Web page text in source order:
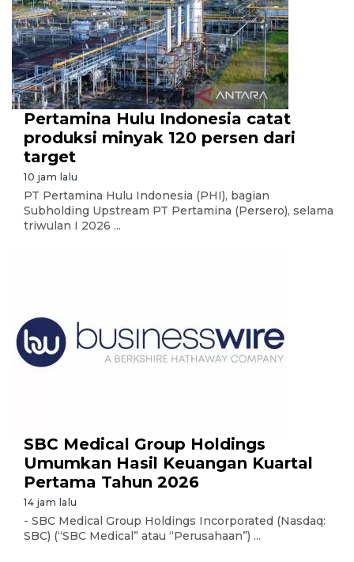
Pertamina Hulu Indonesia catat
produksi minyak 120 persen dari
target
10 jam lalu
PT Pertamina Hulu Indonesia (PHI), bagian
Subholding Upstream PT Pertamina (Persero), selama
triwulan I 2026 ...
SBC Medical Group Holdings
Umumkan Hasil Keuangan Kuartal
Pertama Tahun 2026
14 jam lalu
- SBC Medical Group Holdings Incorporated (Nasdaq:
SBC) (“SBC Medical” atau “Perusahaan”) ...